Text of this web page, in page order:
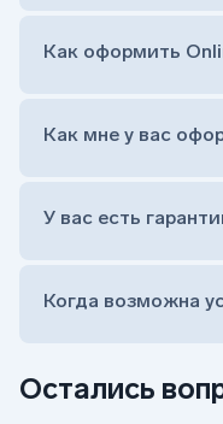
Остались
прописной)
Оформить заказ
Заказать
Как оформить
Оформить заказ
Заказать
Как мне у вас
У вас есть
Когда возможна